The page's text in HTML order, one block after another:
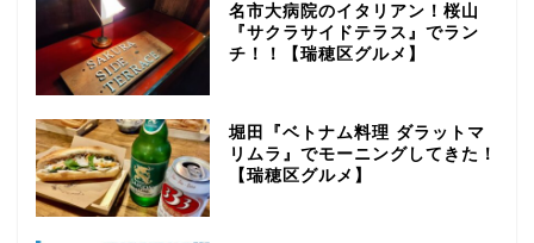
名市大病院のイタリアン！桜山
『サクラサイドテラス』でラン
チ！！【瑞穂区グルメ】
堀田『ベトナム料理 ダラットマ
リムラ』でモーニングしてきた！
【瑞穂区グルメ】